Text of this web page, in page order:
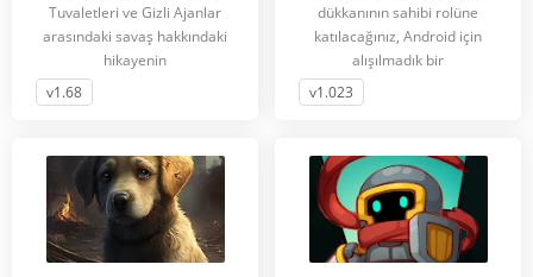
Tuvaletleri ve Gizli Ajanlar
arasındaki savaş hakkındaki
hikayenin
v1.68
dükkanının sahibi rolüne
katılacağınız, Android için
alışılmadık bir
v1.023